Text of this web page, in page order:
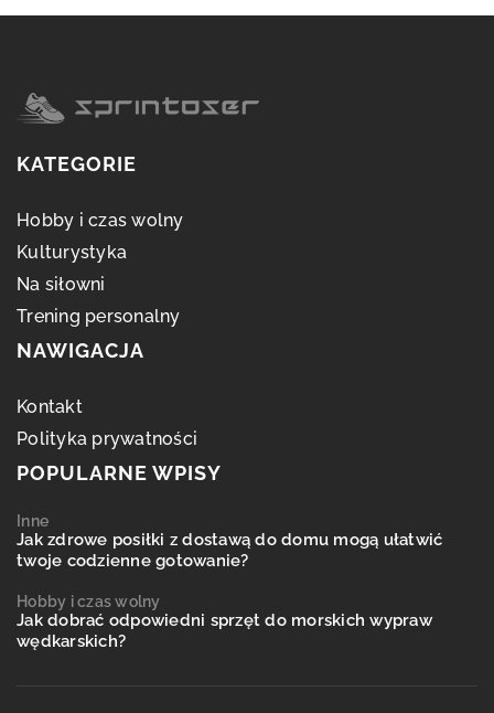
KATEGORIE
Hobby i czas wolny
Kulturystyka
Na siłowni
Trening personalny
NAWIGACJA
Kontakt
Polityka prywatności
POPULARNE WPISY
Inne
Jak zdrowe posiłki z dostawą do domu mogą ułatwić
twoje codzienne gotowanie?
Hobby i czas wolny
Jak dobrać odpowiedni sprzęt do morskich wypraw
wędkarskich?